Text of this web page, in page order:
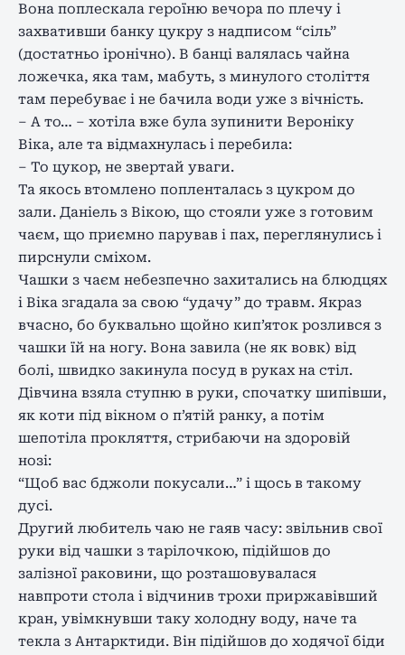
Вона поплескала героїню вечора по плечу і
захвативши банку цукру з надписом “сіль”
(достатньо іронічно). В банці валялась чайна
ложечка, яка там, мабуть, з минулого століття
там перебуває і не бачила води уже з вічність.
– А то… – хотіла вже була зупинити Вероніку
Віка, але та відмахнулась і перебила:
– То цукор, не звертай уваги.
Та якось втомлено попленталась з цукром до
зали. Даніель з Вікою, що стояли уже з готовим
чаєм, що приємно парував і пах, переглянулись і
пирснули сміхом.
Чашки з чаєм небезпечно захитались на блюдцях
і Віка згадала за свою “удачу” до травм. Якраз
вчасно, бо буквально щойно кип’яток розлився з
чашки їй на ногу. Вона завила (не як вовк) від
болі, швидко закинула посуд в руках на стіл.
Дівчина взяла ступню в руки, спочатку шипівши,
як коти під вікном о п’ятій ранку, а потім
шепотіла прокляття, стрибаючи на здоровій
нозі:
“Щоб вас бджоли покусали…” і щось в такому
дусі.
Другий любитель чаю не гаяв часу: звільнив свої
руки від чашки з тарілочкою, підійшов до
залізної раковини, що розташовувалася
навпроти стола і відчинив трохи приржавівший
кран, увімкнувши таку холодну воду, наче та
текла з Антарктиди. Він підійшов до ходячої біди